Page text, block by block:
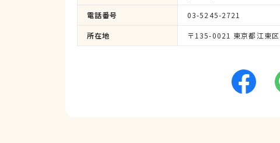
電話番号 03-5245-2721
所在地 〒135-0021 東京都江東